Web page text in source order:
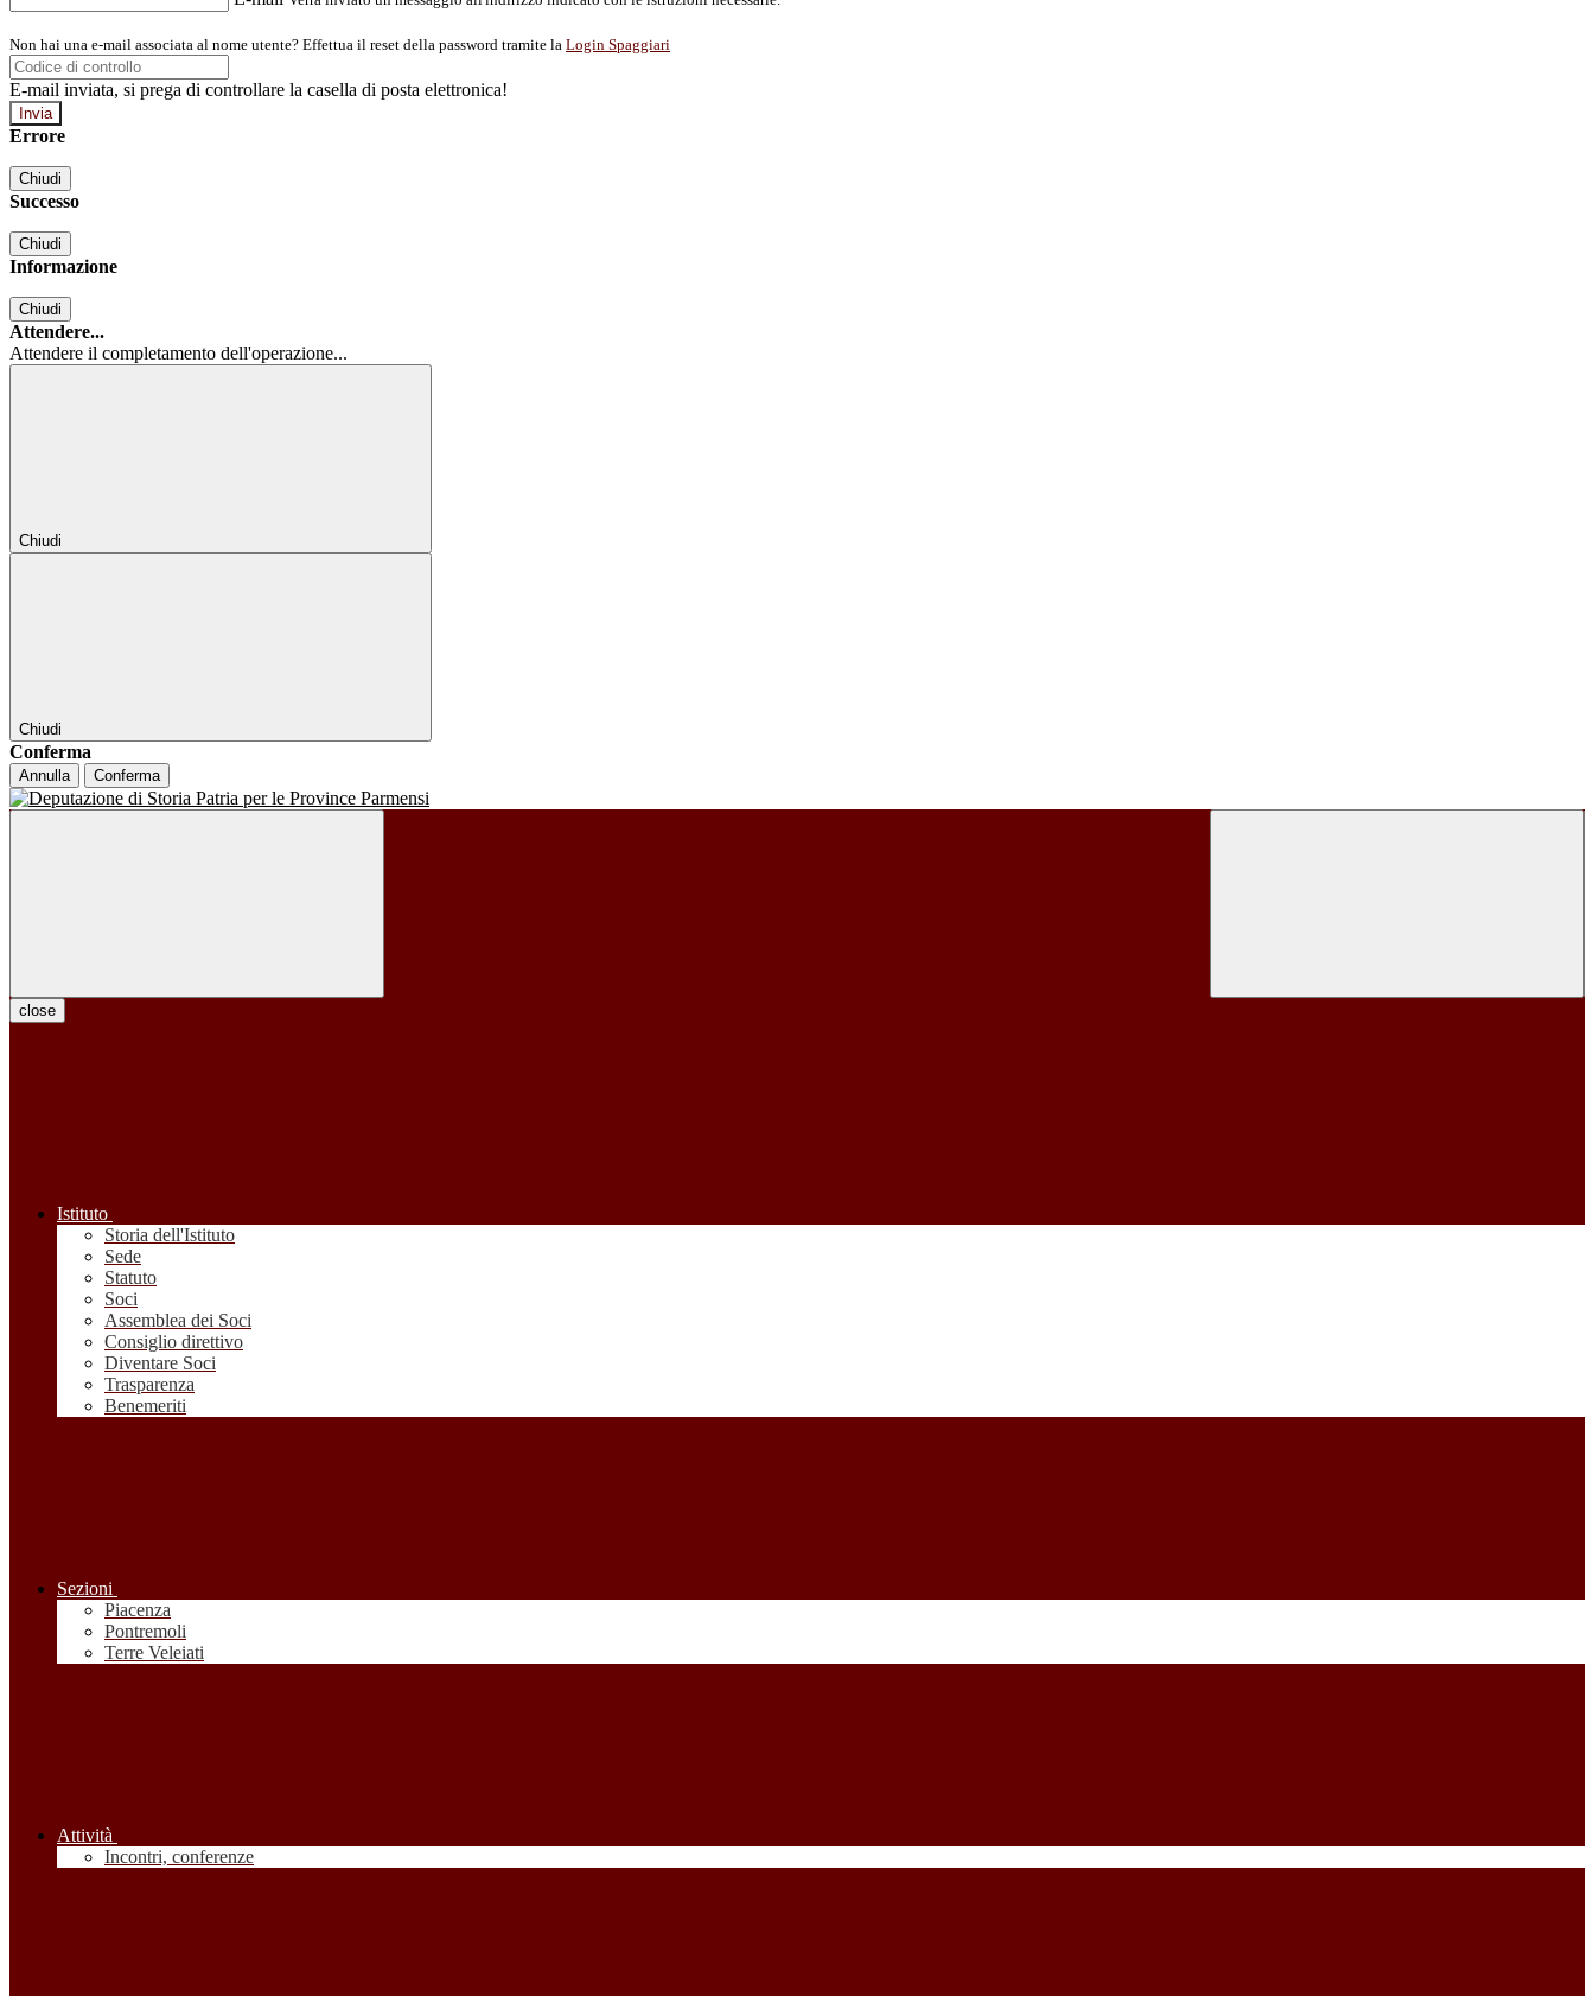
Non hai una e-mail associata al nome utente? Effettua il reset della password tramite la Login Spaggiari
E-mail inviata, si prega di controllare la casella di posta elettronica!
Errore
Chiudi
Successo
Chiudi
Informazione
Chiudi
Attendere...
Attendere il completamento dell'operazione...
Chiudi
Chiudi
Conferma
Annulla Conferma
close
Istituto
Storia dell'Istituto
Sede
Statuto
Soci
Assemblea dei Soci
Consiglio direttivo
Diventare Soci
Trasparenza
Benemeriti
Sezioni
Piacenza
Pontremoli
Terre Veleiati
Attività
Incontri, conferenze